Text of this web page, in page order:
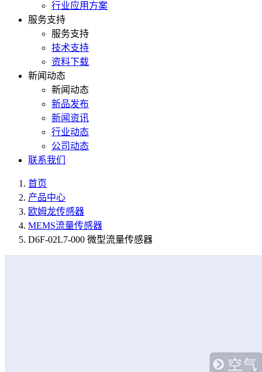
行业应用方案
服务支持
服务支持
技术支持
资料下载
新闻动态
新闻动态
新品发布
新闻资讯
行业动态
公司动态
联系我们
首页
产品中心
欧姆龙传感器
MEMS流量传感器
D6F-02L7-000 微型流量传感器